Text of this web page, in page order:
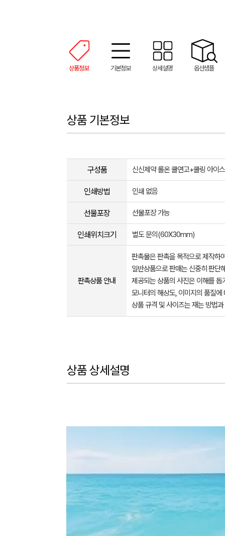
상품정보 기본정보 상세설명 옵션샘플
상품 기본정보
구성품 신신제약 롤온 쿨연고+쿨링 아이
인쇄방법 인쇄 없음
선물포장 선물포장 가능
인쇄위치크기 별도 문의(60X30mm)
판촉상품 안내
판촉물은 판촉을 목적으로 제작하
일반상품으로 판매는 신중히 판단
제공되는 상품의 사진은 이해를
모니터의 해상도, 이미지의 품질
상품 규격 및 사이즈는 재는 방법
상품 상세설명